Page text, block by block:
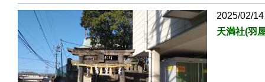
2025/02/
天満社(羽